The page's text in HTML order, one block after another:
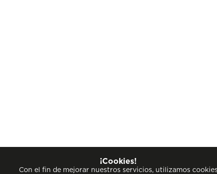
¡Cookies!
Con el fin de mejorar nuestros servicios, utilizamos